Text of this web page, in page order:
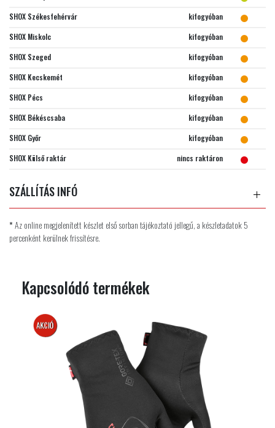
SHOX Székesfehérvár
kifogyóban
SHOX Miskolc
kifogyóban
SHOX Szeged
kifogyóban
SHOX Kecskemét
kifogyóban
SHOX Pécs
kifogyóban
SHOX Békéscsaba
kifogyóban
SHOX Győr
kifogyóban
SHOX Külső raktár
nincs raktáron
SZÁLLÍTÁS INFÓ
*Az online megjelenített készlet első sorban tájékoztató jellegű, a készletadatok 5
percenként kerülnek frissítésre.
Kapcsolódó termékek
AKCIÓS